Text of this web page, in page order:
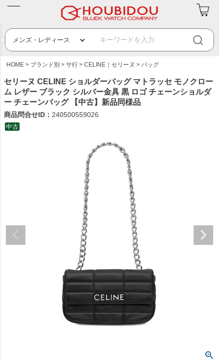
HOME ブランド別 サ行 CELINE｜セリーヌ バッグ
セリーヌ CELINE ショルダーバッグ マトラッセ モノクロー
ム レザー ブラック シルバー金具 黒 ロゴ チェーンショルダ
ー チェーンバッグ 【中古】新品同様品
商品問合せID： 240500559026
中古